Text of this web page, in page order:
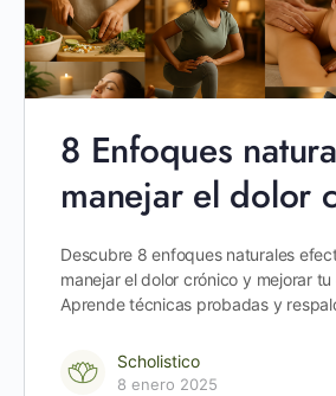
8 Enfoques
manejar el dolor
Descubre 8 enfoques naturales
manejar el dolor crónico y mejorar
Aprende técnicas probadas y
Scholistico
8 enero 2025